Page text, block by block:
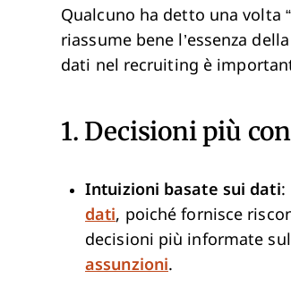
Qualcuno ha detto una volta
riassume bene l’essenza
dati nel recruiting è
1. Decisioni più
Intuizioni basate sui dati:
dati, poiché fornisce
decisioni più informate
assunzioni.